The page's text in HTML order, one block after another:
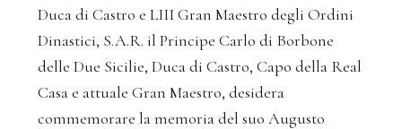
Duca di Castro e LIII Gran Maestro degli Ordini
Dinastici, S.A.R. il Principe Carlo di Borbone
delle Due Sicilie, Duca di Castro, Capo della Real
Casa e attuale Gran Maestro, desidera
commemorare la memoria del suo Augusto